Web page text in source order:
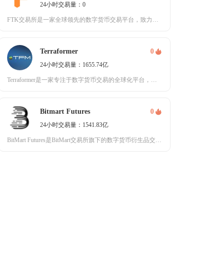
24小时交易量：0
FTK交易所是一家全球领先的数字货币交易平台，致力于为用户提供安全、高效的数字资产交易服务
Terraformer 0
24小时交易量：1655.74亿
Terraformer是一家专注于数字货币交易的全球化平台，致力于为用户提供安全、高效且多
Bitmart Futures 0
24小时交易量：1541.83亿
BitMart Futures是BitMart交易所旗下的数字货币衍生品交易平台，专注于为